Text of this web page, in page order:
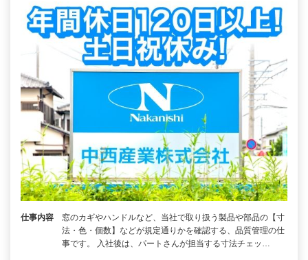
仕事内容
窓のカギやハンドルなど、当社で取り扱う製品や部品の【寸
法・色・個数】などが規定通りかを確認する、品質管理の仕
事です。 入社後は、パートさんが担当する寸法チェッ…